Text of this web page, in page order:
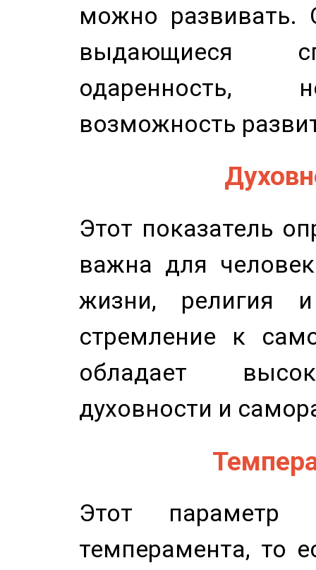
можно развивать.
выдающиеся
одаренность,
возможность
Этот показатель
важна для
жизни, религия
стремление к
обладает
духовности и
Этот параметр
темперамента, то